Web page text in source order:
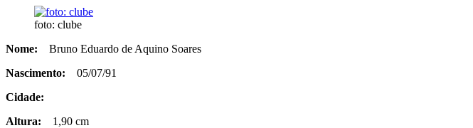
foto: clube
Nome: Bruno Eduardo de Aquino Soares
Nascimento: 05/07/91
Cidade:
Altura: 1,90 cm